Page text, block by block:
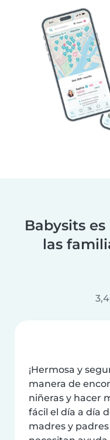
Babysits
las
¡Hermosa y
manera de
niñeras y hacer
fácil el día a día
madres y